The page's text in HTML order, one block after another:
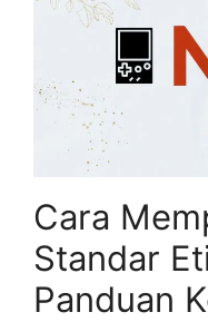
Cara
Standar
Panduan